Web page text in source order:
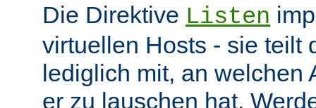
Die Direktive Listen
virtuellen Hosts - sie teilt
lediglich mit, an welchen
er zu lauschen hat.